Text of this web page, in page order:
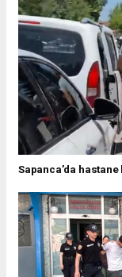
Sapanca’da